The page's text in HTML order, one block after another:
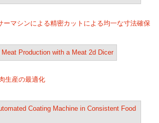
ーマシンによる精密カットによる均一な寸法確保
生産の最適化